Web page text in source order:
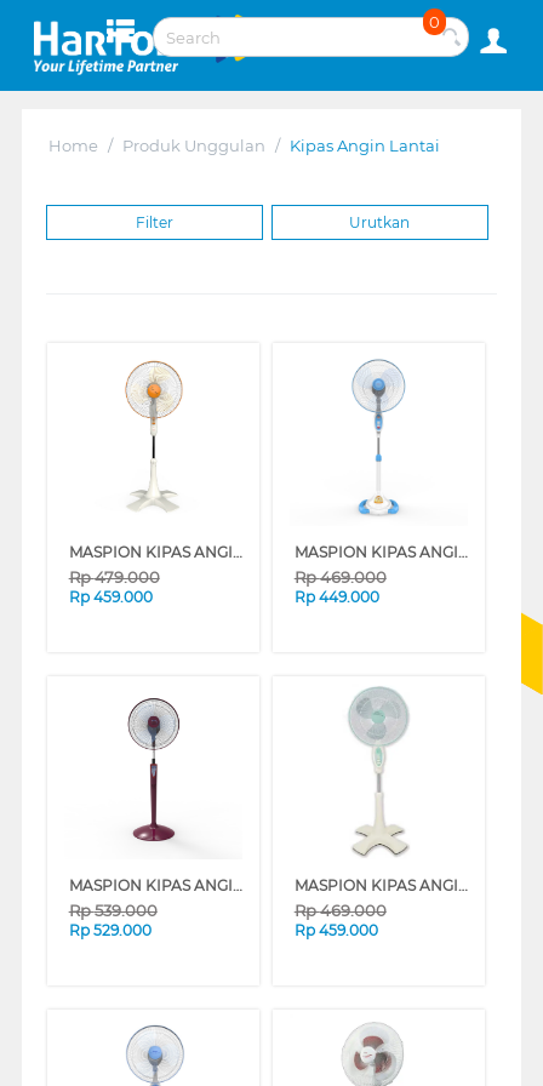
0
Home / Produk Unggulan / Kipas Angin Lantai
Filter Urutkan
MASPION KIPAS ANGIN BERDIRI STAND FAN F161S
Rp479.000
Rp 459.000
MASPION KIPAS ANGIN BERDIRI STAND FAN F1624S
Rp469.000
Rp 449.000
MASPION KIPAS ANGIN BERDIRI STAND FAN F1661RC
Rp539.000
Rp 529.000
MASPION KIPAS ANGIN BERDIRI STAND FAN F1621S
Rp469.000
Rp 459.000